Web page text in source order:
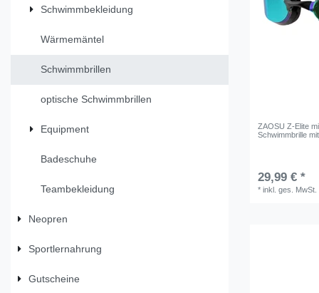
Schwimmbekleidung
Wärmemäntel
Schwimmbrillen
optische Schwimmbrillen
Equipment
Badeschuhe
Teambekleidung
Neopren
Sportlernahrung
Gutscheine
ZAOSU Z-Elite
Schwimmbrille
29,99 € *
*inkl. ges. MwSt.